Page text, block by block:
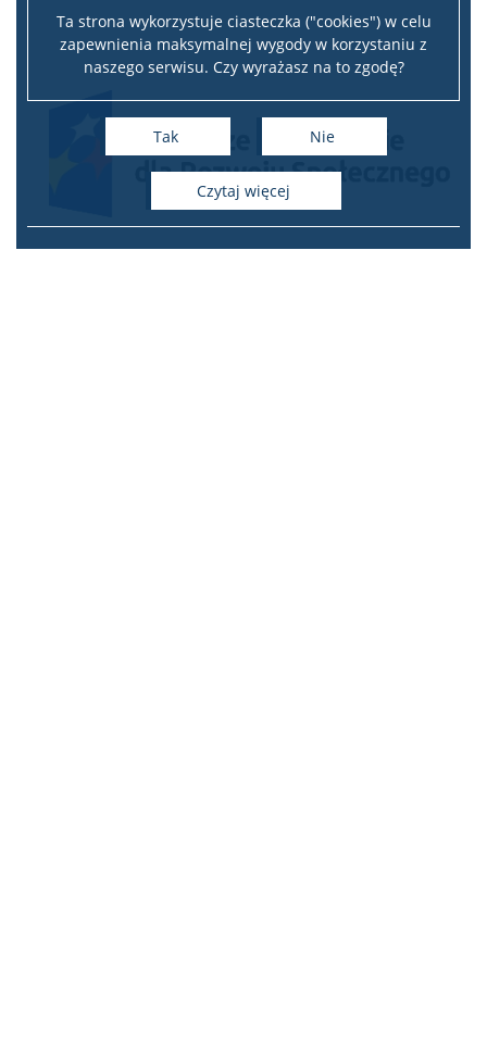
Ta strona wykorzystuje ciasteczka ("cookies") w celu
zapewnienia maksymalnej wygody w korzystaniu z
naszego serwisu. Czy wyrażasz na to zgodę?
Tak Nie
czytaj więcej